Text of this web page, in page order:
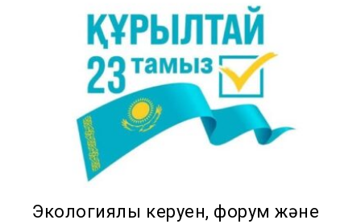
Экологиялық керуен, форум және